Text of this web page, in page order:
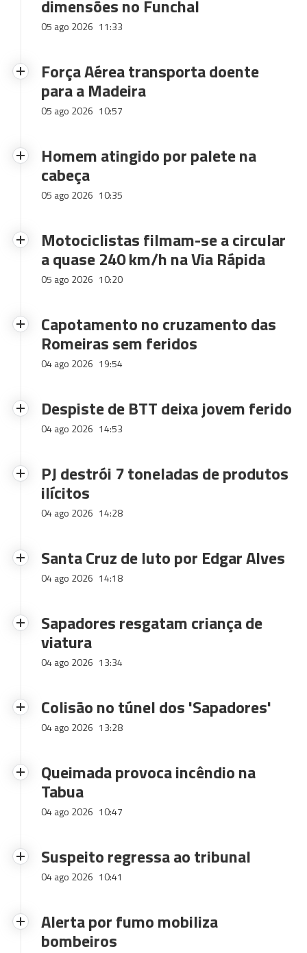
dimensões no Funchal
05 ago 2026 11:33
Força Aérea transporta doente
para a Madeira
05 ago 2026 10:57
Homem atingido por palete na
cabeça
05 ago 2026 10:35
Motociclistas filmam-se a circular
a quase 240 km/h na Via Rápida
05 ago 2026 10:20
Capotamento no cruzamento das
Romeiras sem feridos
04 ago 2026 19:54
Despiste de BTT deixa jovem ferido
04 ago 2026 14:53
PJ destrói 7 toneladas de produtos
ilícitos
04 ago 2026 14:28
Santa Cruz de luto por Edgar Alves
04 ago 2026 14:18
Sapadores resgatam criança de
viatura
04 ago 2026 13:34
Colisão no túnel dos 'Sapadores'
04 ago 2026 13:28
Queimada provoca incêndio na
Tabua
04 ago 2026 10:47
Suspeito regressa ao tribunal
04 ago 2026 10:41
Alerta por fumo mobiliza
bombeiros